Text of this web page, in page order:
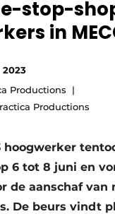
statement
stop-
in
2023
Productions
Productions
hoogwerker
6 tot 8 juni en
de aanschaf van
De beurs vindt